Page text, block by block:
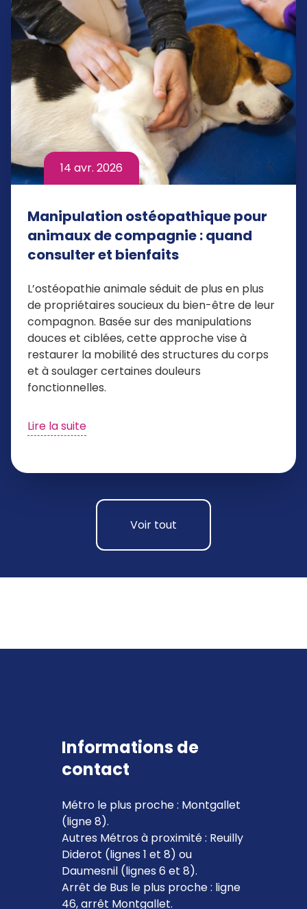
14 avr. 2026
Manipulation ostéopathique pour
animaux de compagnie : quand
consulter et bienfaits
L’ostéopathie animale séduit de plus en plus
de propriétaires soucieux du bien-être de leur
compagnon. Basée sur des manipulations
douces et ciblées, cette approche vise à
restaurer la mobilité des structures du corps
et à soulager certaines douleurs
fonctionnelles.
Lire la suite
Voir tout
Informations de
contact
Métro le plus proche : Montgallet
(ligne 8).
Autres Métros à proximité : Reuilly
Diderot (lignes 1 et 8) ou
Daumesnil (lignes 6 et 8).
Arrêt de Bus le plus proche : ligne
46, arrêt Montgallet.